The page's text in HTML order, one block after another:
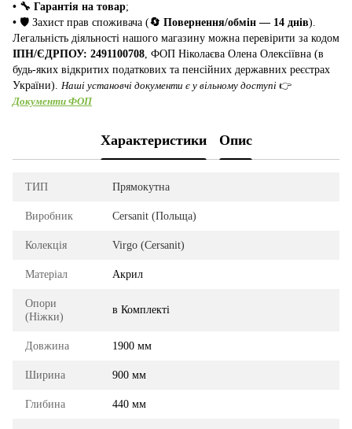
• 🔧 Гарантія на товар;
• 🛡️ Захист прав споживача (🔄 Повернення/обмін — 14 днів).
Легальність діяльності нашого магазину можна перевірити за кодом
ІПН/ЄДРПОУ: 2491100708 , ФОП Ніколаєва Олена Олексіївна (в
будь-яких відкритих податкових та пенсійних державних реєстрах
України). Наші установчі документи є у вільному доступі 👉
Документи ФОП
Характеристики Опис
ТИП Прямокутна
Виробник Cersanit (Польща)
Колекція Virgo (Cersanit)
Матеріал Акрил
Опори
(Ніжки)
в Комплекті
Довжина 1900 мм
Ширина 900 мм
Глибина 440 мм